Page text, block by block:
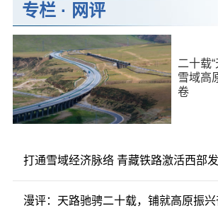
专栏· 网评
二十载
雪域高
卷
打通雪域经济脉络 青藏铁路激活西部
漫评：天路驰骋二十载，铺就高原振